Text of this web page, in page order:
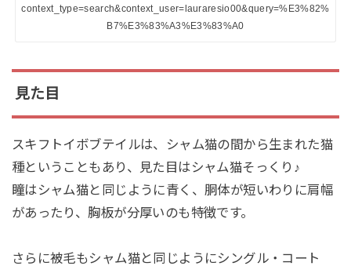
context_type=search&context_user=lauraresio00&query=%E3%82%
B7%E3%83%A3%E3%83%A0
見た目
スキフトイボブテイルは、シャム猫の間から生まれた猫
種ということもあり、見た目はシャム猫そっくり♪
瞳はシャム猫と同じように青く、胴体が短いわりに肩幅
があったり、胸板が分厚いのも特徴です。
さらに被毛もシャム猫と同じようにシングル・コート